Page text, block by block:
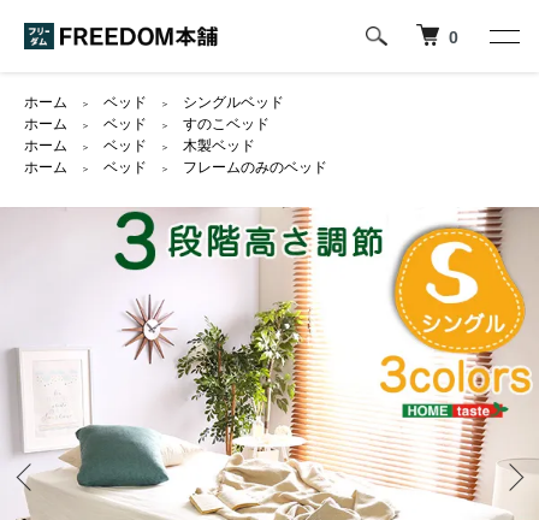
0
ホーム ＞ ベッド ＞
シングルベッド
ホーム
＞ ベッド ＞
すのこベッド
ホーム
＞ ベッド ＞
木製ベッド
ホーム
＞ ベッド ＞ フレームのみのベッド